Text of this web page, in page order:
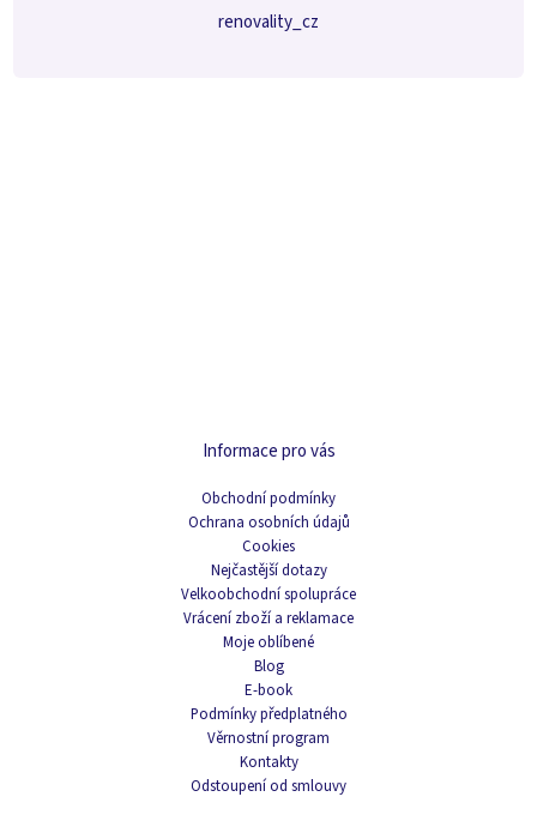
Informace pro vás
Obchodní podmínky
Ochrana osobních údajů
Cookies
Nejčastější dotazy
Velkoobchodní spolupráce
Vrácení zboží a reklamace
Moje oblíbené
Blog
E-book
Podmínky předplatného
Věrnostní program
Kontakty
Odstoupení od smlouvy
renovality_cz